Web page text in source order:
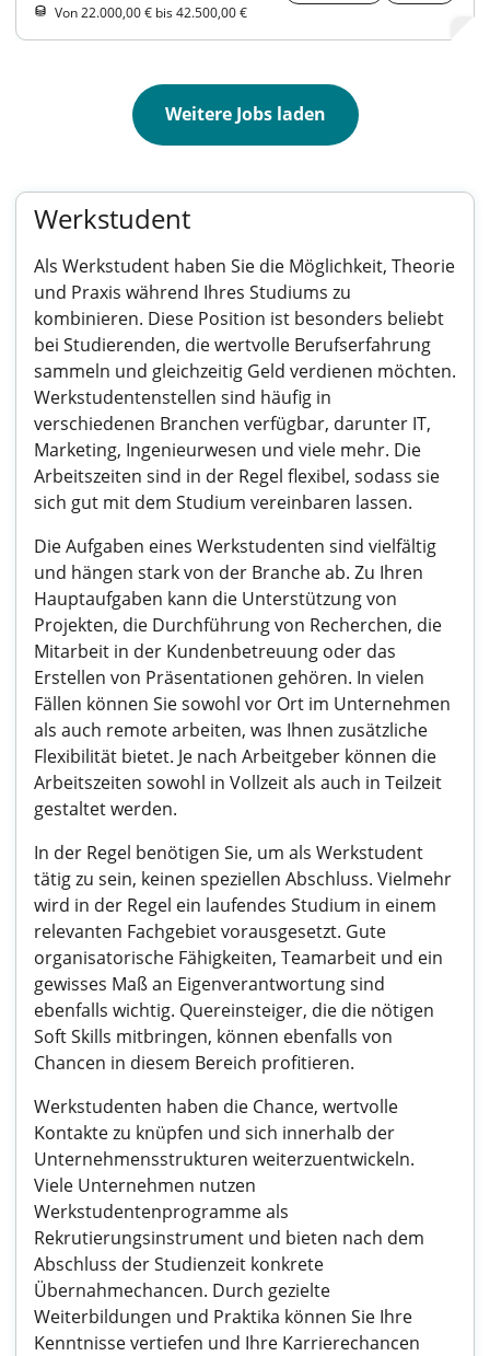
Von 22.000,00 € bis 42.500,00 €
Weitere Jobs laden
Werkstudent
Als Werkstudent haben Sie die Möglichkeit, Theorie
und Praxis während Ihres Studiums zu
kombinieren. Diese Position ist besonders beliebt
bei Studierenden, die wertvolle Berufserfahrung
sammeln und gleichzeitig Geld verdienen möchten.
Werkstudentenstellen sind häufig in
verschiedenen Branchen verfügbar, darunter IT,
Marketing, Ingenieurwesen und viele mehr. Die
Arbeitszeiten sind in der Regel flexibel, sodass sie
sich gut mit dem Studium vereinbaren lassen.
Die Aufgaben eines Werkstudenten sind vielfältig
und hängen stark von der Branche ab. Zu Ihren
Hauptaufgaben kann die Unterstützung von
Projekten, die Durchführung von Recherchen, die
Mitarbeit in der Kundenbetreuung oder das
Erstellen von Präsentationen gehören. In vielen
Fällen können Sie sowohl vor Ort im Unternehmen
als auch remote arbeiten, was Ihnen zusätzliche
Flexibilität bietet. Je nach Arbeitgeber können die
Arbeitszeiten sowohl in Vollzeit als auch in Teilzeit
gestaltet werden.
In der Regel benötigen Sie, um als Werkstudent
tätig zu sein, keinen speziellen Abschluss. Vielmehr
wird in der Regel ein laufendes Studium in einem
relevanten Fachgebiet vorausgesetzt. Gute
organisatorische Fähigkeiten, Teamarbeit und ein
gewisses Maß an Eigenverantwortung sind
ebenfalls wichtig. Quereinsteiger, die die nötigen
Soft Skills mitbringen, können ebenfalls von
Chancen in diesem Bereich profitieren.
Werkstudenten haben die Chance, wertvolle
Kontakte zu knüpfen und sich innerhalb der
Unternehmensstrukturen weiterzuentwickeln.
Viele Unternehmen nutzen
Werkstudentenprogramme als
Rekrutierungsinstrument und bieten nach dem
Abschluss der Studienzeit konkrete
Übernahmechancen. Durch gezielte
Weiterbildungen und Praktika können Sie Ihre
Kenntnisse vertiefen und Ihre Karrierechancen